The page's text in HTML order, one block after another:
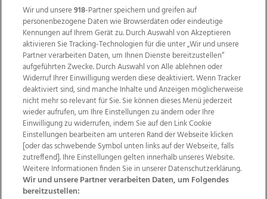
Wir über uns Mediadaten Kontakt
Jobs
Datenschutz
Impressum
AGB Anzeigekunden
AGB Website
Ehrenkodex Politische Werbung
Wir und unsere918-Partner speichern und greifen auf
personenbezogene Daten wie Browserdaten oder eindeutige
Kennungen auf Ihrem Gerät zu. Durch Auswahl von Akzeptieren
aktivieren Sie Tracking-Technologien für die unter „Wir und unsere
Partner verarbeiten Daten, um Ihnen Dienste bereitzustellen“
aufgeführten Zwecke. Durch Auswahl von Alle ablehnen oder
Widerruf Ihrer Einwilligung werden diese deaktiviert. Wenn Tracker
deaktiviert sind, sind manche Inhalte und Anzeigen möglicherweise
nicht mehr so relevant für Sie. Sie können dieses Menü jederzeit
wieder aufrufen, um Ihre Einstellungen zu ändern oder Ihre
Einwilligung zu widerrufen, indem Sie auf den Link Cookie
Einstellungen bearbeiten am unteren Rand der Webseite klicken
[oder das schwebende Symbol unten links auf der Webseite, falls
zutreffend]. Ihre Einstellungen gelten innerhalb unseres Website.
Weitere Informationen finden Sie in unserer Datenschutzerklärung.
Wir und unsere Partner verarbeiten Daten, um Folgendes
bereitzustellen: